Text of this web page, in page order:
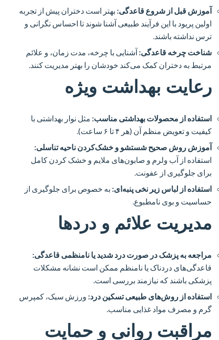
آموزش قبل از شروع قاعدگی: بهتر است دختران پیش از تجربه
اولین پریود با این فرآیند طبیعی آشنا شوند تا احساس نگرانی و
ترس نداشته باشند.
شناخت چرخه قاعدگی: آشنایی با چرخه، مدت زمان، و علائم
مرتبط به دختران کمک می‌کند خودشان را بهتر مدیریت کنند.
رعایت بهداشت ویژه
استفاده از محصولات بهداشتی مناسب: مثل نوار بهداشتی با
کیفیت و تعویض منظم آن (هر ۴ تا ۶ ساعت).
آموزش روش صحیح شستشو و خشک‌کردن ناحیه تناسلی:
استفاده از آب ولرم و صابون‌های ملایم و خشک کردن کامل
برای جلوگیری از عفونت.
استفاده از لباس زیر نخی پنبه‌ای: به خصوص برای جلوگیری از
حساسیت و بوی نامطبوع.
مدیریت علائم و دردها
مراجعه به پزشک در صورت درد شدید یا نامنظمی قاعدگی:
قاعدگی‌های دردناک یا نامنظم ممکن است نشانه مشکلات
پزشکی باشند که نیازمند بررسی است.
استفاده از روش‌های طبیعی تسکین درد: ورزش سبک، کمپرس
گرم و مصرف مواد غذایی مناسب.
مراقبت روانی و حمایت